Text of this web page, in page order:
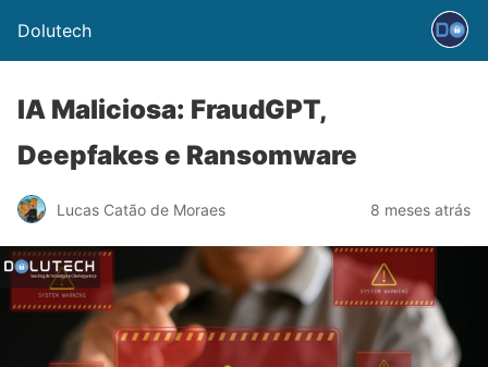
Dolutech
IA Maliciosa: FraudGPT,
Deepfakes e Ransomware
Lucas Catão de Moraes 8 meses atrás